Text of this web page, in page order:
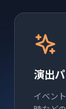
演出
イベン